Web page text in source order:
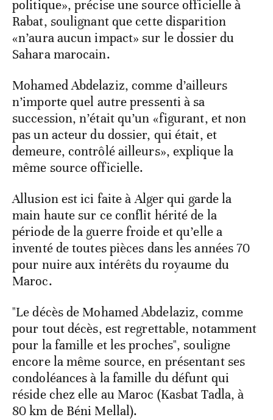
politique», précise une source officielle à
Rabat, soulignant que cette disparition
«n’aura aucun impact» sur le dossier du
Sahara marocain.
Mohamed Abdelaziz, comme d’ailleurs
n’importe quel autre pressenti à sa
succession, n’était qu’un «figurant, et non
pas un acteur du dossier, qui était, et
demeure, contrôlé ailleurs», explique la
même source officielle.
Allusion est ici faite à Alger qui garde la
main haute sur ce conflit hérité de la
période de la guerre froide et qu’elle a
inventé de toutes pièces dans les années 70
pour nuire aux intérêts du royaume du
Maroc.
"Le décès de Mohamed Abdelaziz, comme
pour tout décès, est regrettable, notamment
pour la famille et les proches", souligne
encore la même source, en présentant ses
condoléances à la famille du défunt qui
réside chez elle au Maroc (Kasbat Tadla, à
80 km de Béni Mellal).